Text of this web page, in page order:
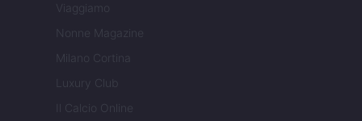
Viaggiamo
Nonne Magazine
Milano Cortina
Luxury Club
Il Calcio Online